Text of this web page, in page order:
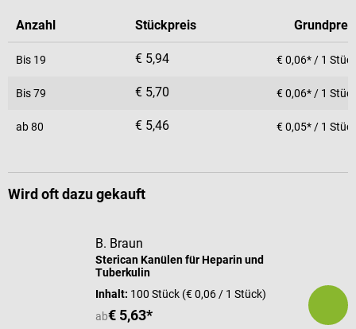
Anzahl Stückpreis
Bis 19 € 5,94 € 0,06* / 1
Bis79 € 5,70 € 0,06* / 1
ab80 € 5,46 € 0,05* / 1
Wird oft dazu gekauft
B. Braun
Sterican Kanülen für Heparin und
Tuberkulin
Inhalt: 100 Stück (€ 0,06 / 1 Stück)
ab€ 5,63*